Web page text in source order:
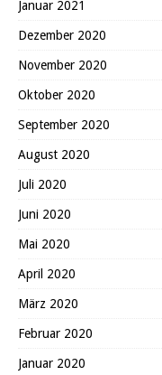
Januar 2021
Dezember 2020
November 2020
Oktober 2020
September 2020
August 2020
Juli 2020
Juni 2020
Mai 2020
April 2020
März 2020
Februar 2020
Januar 2020